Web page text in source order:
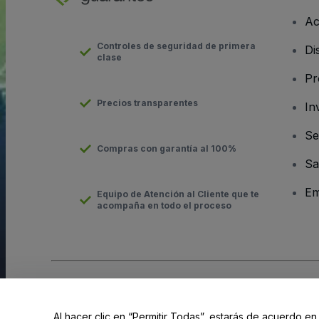
Controles de seguridad de primera
clase
Precios transparentes
Compras con garantía al 100%
Equipo de Atención al Cliente que te
acompaña en todo el proceso
Al hacer clic en “Permitir Todas”, estarás de acuerdo